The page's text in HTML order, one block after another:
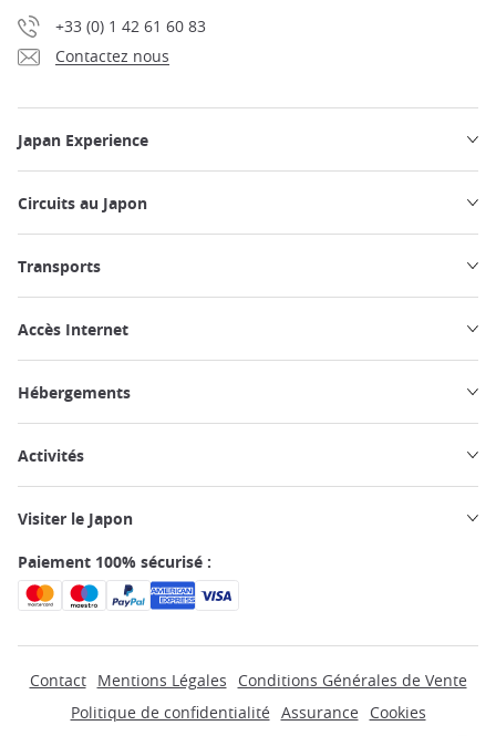
+33 (0) 1 42 61 60 83
Contactez nous
Japan Experience
Circuits au Japon
Transports
Accès Internet
Hébergements
Activités
Visiter le Japon
Paiement 100% sécurisé :
Contact Mentions Légales
Conditions Générales de Vente
Politique de confidentialité Assurance
Cookies